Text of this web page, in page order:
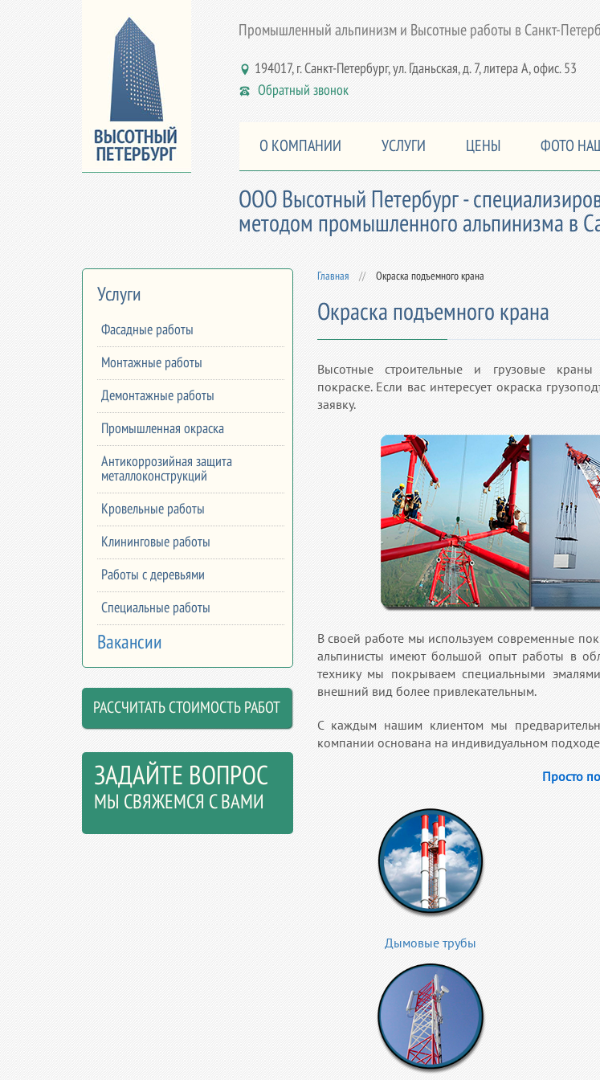
Промышленный альпинизм и Высотные работы в Санкт-
194017, г. Санкт-Петербург, ул. Гданьская, д. 7, литера А, офис. 53
Обратный звонок
О КОМПАНИИ УСЛУГИ ЦЕНЫ ФОТО
ООО Высотный Петербург -
методом промышленного альпинизма в
Услуги
Фасадные работы
Монтажные работы
Демонтажные работы
Промышленная окраска
Антикоррозийная защита
металлоконструкций
Кровельные работы
Клининговые работы
Работы с деревьями
Специальные работы
Вакансии
РАССЧИТАТЬ СТОИМОСТЬ РАБОТ
ЗАДАЙТЕ ВОПРОС
МЫ СВЯЖЕМСЯ С ВАМИ
Главная // Окраска подъемного крана
Окраска подъемного крана
Высотные строительные и грузовые
покраске. Если вас интересует окраска
заявку.
В своей работе мы используем современные
альпинисты имеют большой опыт работы в
технику мы покрываем специальными
внешний вид более привлекательным.
С каждым нашим клиентом мы
компании основана на индивидуальном
Просто
Дымовые трубы